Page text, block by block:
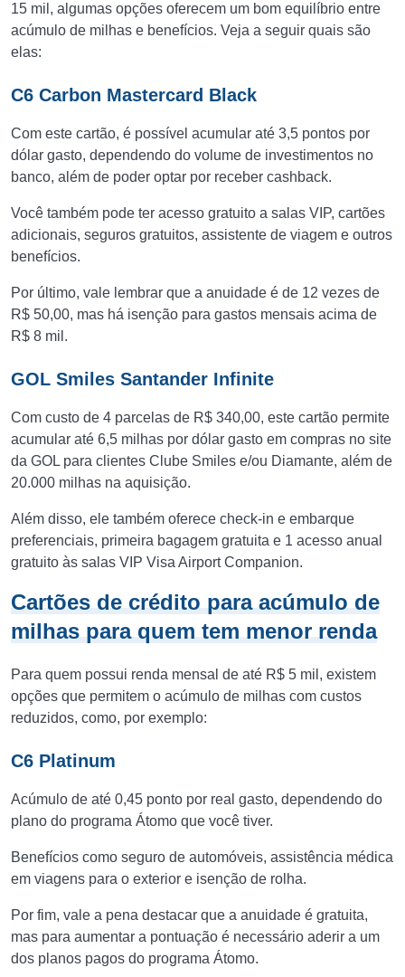
15 mil, algumas opções oferecem um bom equilíbrio entre
acúmulo de milhas e benefícios. Veja a seguir quais são
elas:
C6 Carbon Mastercard Black
Com este cartão, é possível acumular até 3,5 pontos por
dólar gasto, dependendo do volume de investimentos no
banco, além de poder optar por receber cashback.
Você também pode ter acesso gratuito a salas VIP, cartões
adicionais, seguros gratuitos, assistente de viagem e outros
benefícios.
Por último, vale lembrar que a anuidade é de 12 vezes de
R$ 50,00, mas há isenção para gastos mensais acima de
R$ 8 mil.
GOL Smiles Santander Infinite
Com custo de 4 parcelas de R$ 340,00, este cartão permite
acumular até 6,5 milhas por dólar gasto em compras no site
da GOL para clientes Clube Smiles e/ou Diamante, além de
20.000 milhas na aquisição.
Além disso, ele também oferece check-in e embarque
preferenciais, primeira bagagem gratuita e 1 acesso anual
gratuito às salas VIP Visa Airport Companion.
Cartões de crédito para acúmulo de
milhas para quem tem menor renda
Para quem possui renda mensal de até R$ 5 mil, existem
opções que permitem o acúmulo de milhas com custos
reduzidos, como, por exemplo:
C6 Platinum
Acúmulo de até 0,45 ponto por real gasto, dependendo do
plano do programa Átomo que você tiver.
Benefícios como seguro de automóveis, assistência médica
em viagens para o exterior e isenção de rolha.
Por fim, vale a pena destacar que a anuidade é gratuita,
mas para aumentar a pontuação é necessário aderir a um
dos planos pagos do programa Átomo.